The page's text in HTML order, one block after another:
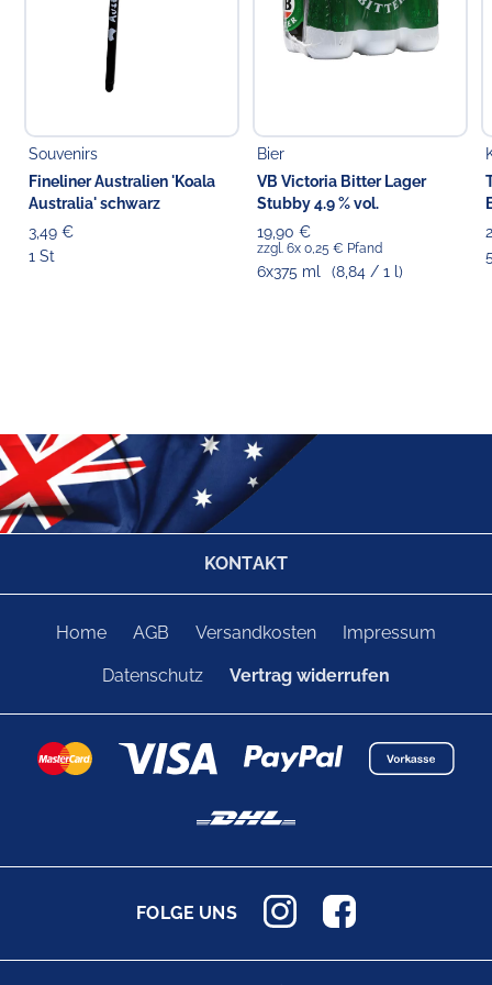
Souvenirs
Fineliner Australien 'Koala
Australia' schwarz
3,49 €
1 St
Bier
VB Victoria Bitter Lager
Stubby 4.9 % vol.
19,90 €
zzgl. 6x 0,25 € Pfand
6x375 ml (8,84 / 1 l)
KONTAKT
Home AGB Versandkosten Impressum
Datenschutz Vertrag widerrufen
FOLGE UNS